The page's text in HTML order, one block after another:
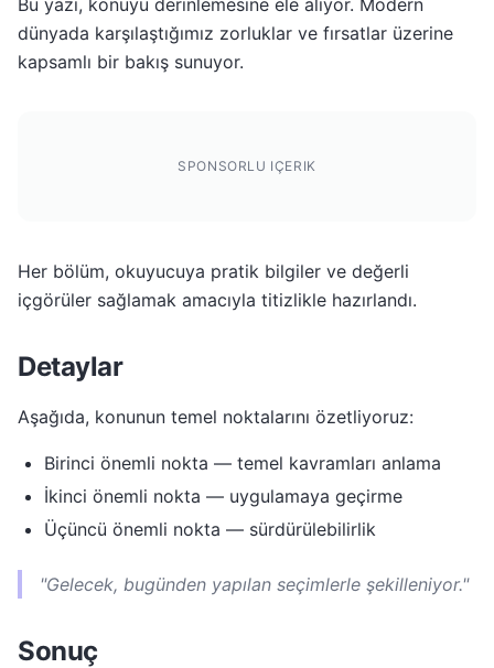
Bu yazı, konuyu derinlemesine ele alıyor. Modern
dünyada karşılaştığımız zorluklar ve fırsatlar üzerine
kapsamlı bir bakış sunuyor.
SPONSORLU IÇERIK
Her bölüm, okuyucuya pratik bilgiler ve değerli
içgörüler sağlamak amacıyla titizlikle hazırlandı.
Detaylar
Aşağıda, konunun temel noktalarını özetliyoruz:
Birinci önemli nokta — temel kavramları anlama
İkinci önemli nokta — uygulamaya geçirme
Üçüncü önemli nokta — sürdürülebilirlik
"Gelecek, bugünden yapılan seçimlerle şekilleniyor."
Sonuç